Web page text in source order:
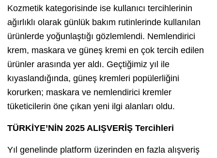
Kozmetik kategorisinde ise kullanıcı tercihlerinin
ağırlıklı olarak günlük bakım rutinlerinde kullanılan
ürünlerde yoğunlaştığı gözlemlendi. Nemlendirici
krem, maskara ve güneş kremi en çok tercih edilen
ürünler arasında yer aldı. Geçtiğimiz yıl ile
kıyaslandığında, güneş kremleri popülerliğini
korurken; maskara ve nemlendirici kremler
tüketicilerin öne çıkan yeni ilgi alanları oldu.
TÜRKİYE’NİN 2025 ALIŞVERİŞ Tercihleri
Yıl genelinde platform üzerinden en fazla alışveriş